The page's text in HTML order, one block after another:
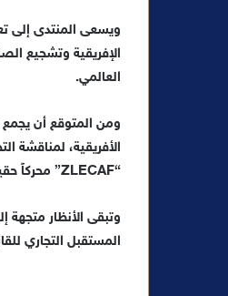
ويسعى المنتدى إلى
الإفريقية وتشجيع
العالمي.
ومن المتوقع أن يجمع
الأفريقية، لمناقشة
“ZLECAF” محركاً حقيقياً للتنمية المستدامة في القارة.
وتبقى الأنظار
المستقبل التجاري